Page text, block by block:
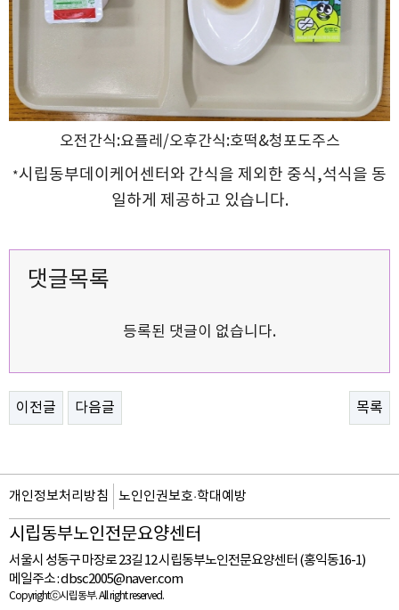
오전간식:요플레/오후간식:호떡&청포도주스
*시립동부데이케어센터와 간식을 제외한 중식,석식을 동
일하게 제공하고 있습니 다.
댓글목록
등록된 댓글이 없습니다.
이전글 다음글 목록
개인정보처리방침 노인인권보호·학대예방
시립동부노인전문요양센터
서울시 성동구 마장로 23길 12 시립동부노인전문요양센터 (홍익동16-1)
메일주소 :dbsc2005@naver.com
Copyrightⓒ시립동부. All right reserved.